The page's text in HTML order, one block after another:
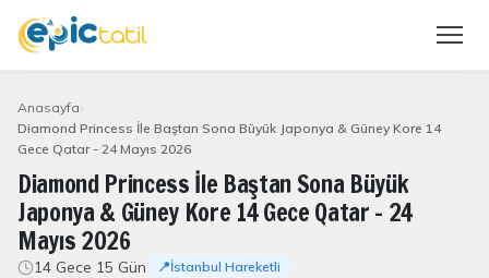
Anasayfa
Diamond Princess İle Baştan Sona Büyük Japonya & Güney Kore 14
Gece Qatar - 24 Mayıs 2026
Diamond Princess İle Baştan Sona Büyük
Japonya & Güney Kore 14 Gece Qatar - 24
Mayıs 2026
14 Gece 15 Gün 📍İstanbul Hareketli